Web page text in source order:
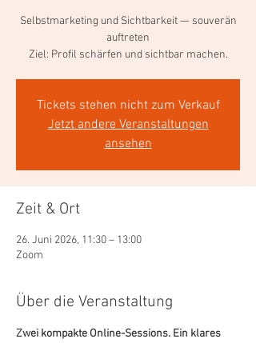
Selbstmarketing und Sichtbarkeit — souverän
auftreten
Ziel: Profil schärfen und sichtbar machen.
Tickets stehen nicht zum Verkauf
Jetzt andere Veranstaltungen
ansehen
Zeit & Ort
26. Juni 2026, 11:30 – 13:00
Zoom
Über die Veranstaltung
Zwei kompakte Online-Sessions. Ein klares